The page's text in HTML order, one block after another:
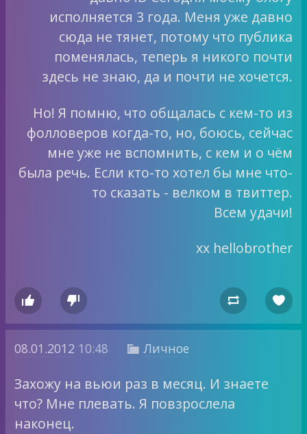
исполняется 3 года. Меня уже давно
сюда не тянет, потому что публика
поменялась, теперь я никого почти
здесь не знаю, да и почти не хочется.
Но! Я помню, что общалась с кем-то из
фолловеров когда-то, но, боюсь, сейчас
мне уже не вспомнить, с кем и о чём
была речь. Если кто-то хотел бы мне что-
то сказать - велком в твиттер.
Всем удачи!
xx hellobrother
   
08.01.2012 10:48  Личное
Захожу на вьюи раз в месяц. И знаете
что? Мне плевать. Я повзрослела
наконец.